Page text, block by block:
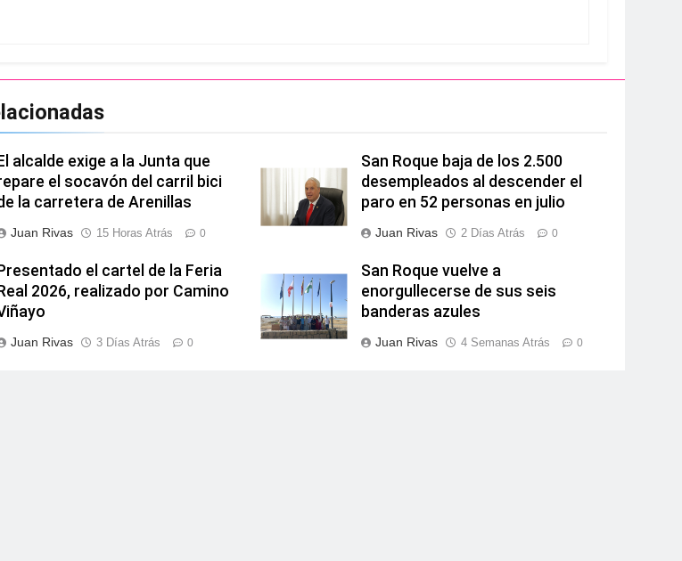
alcalde exige a la Junta que
el socavón del carril bici
la carretera de Arenillas
Juan Rivas 15 Horas Atrás 0
San Roque baja de los 2.500
desempleados al descender el
paro en 52 personas en julio
Juan Rivas 2 Días Atrás 0
el cartel de la Feria
2026, realizado por Camino
Juan Rivas 3 Días Atrás 0
San Roque vuelve a
enorgullecerse de sus seis
banderas azules
Juan Rivas 4 Semanas Atrás 0